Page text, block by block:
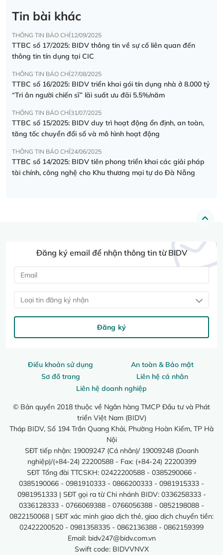
Tin bài khác
THÔNG TIN BÁO CHÍ12/09/2025
TTBC số 17/2025: BIDV thông tin về sự cố liên quan đến
thông tin tín dụng tại CIC
THÔNG TIN BÁO CHÍ27/08/2025
TTBC số 16/2025: BIDV triển khai gói tín dụng nhà ở 8.000 tỷ
“Tri ân người chiến sĩ” lãi suất ưu đãi 5.5%/năm
THÔNG TIN BÁO CHÍ31/07/2025
TTBC số 15/2025: BIDV duy trì hoạt động ổn định, an toàn,
tăng tốc chuyển đổi số và mô hình hoạt động
THÔNG TIN BÁO CHÍ24/06/2025
TTBC số 14/2025: BIDV tiên phong triển khai các giải pháp
tài chính, công nghệ cho Khu thương mại tự do Đà Nẵng
Điều khoản sử dụng
An toàn & Bảo mật
Sơ đồ trang
Liên hệ cá nhân
Liên hệ doanh nghiệp
© Bản quyền 2018 thuộc về Ngân hàng TMCP Đầu tư và Phát
triển Việt Nam (BIDV)
Tháp BIDV, Số 194 Trần Quang Khải, Phường Hoàn Kiếm, TP Hà
Nội
SĐT tiếp nhận: 19009247 (Cá nhân)/ 19009248 (Doanh
nghiệp)/(+84-24) 22200588 - Fax: (+84-24) 22200399
SĐT Tổng đài TTCSKH: 02422200588 - 0385290066 -
0385190066 - 0981910333 - 0866200333 - 0981915333 -
0981951333 | SĐT gọi ra từ Chi nhánh BIDV: 0336258333 -
0336128333 - 0766069388 - 0766056388 - 0852198088 -
0822150068 | SĐT xác minh giao dịch thẻ, giao dịch chuyển tiền:
02422200520 - 0981358335 - 0862136388 - 0862159399
Email: bidv247@bidv.com.vn
Swift code: BIDVVNVX
Đăng ký email để nhận thông tin từ BIDV
Loại tin đăng ký nhận
Đăng ký